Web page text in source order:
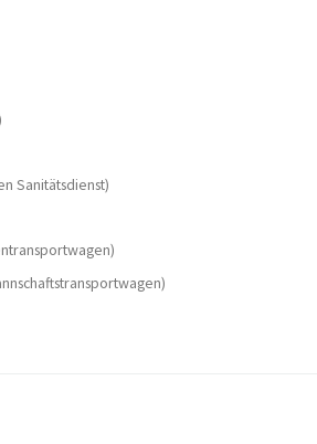
Sanitätsdienst)